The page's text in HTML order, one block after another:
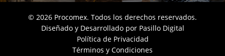
© 2026 Procomex. Todos los derechos reservados.
Diseñado y Desarrollado por Pasillo Digital
Política de Privacidad
Términos y Condiciones